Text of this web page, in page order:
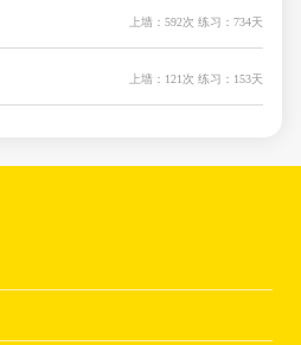
上墙：592次 练习：734天
上墙：121次 练习：153天